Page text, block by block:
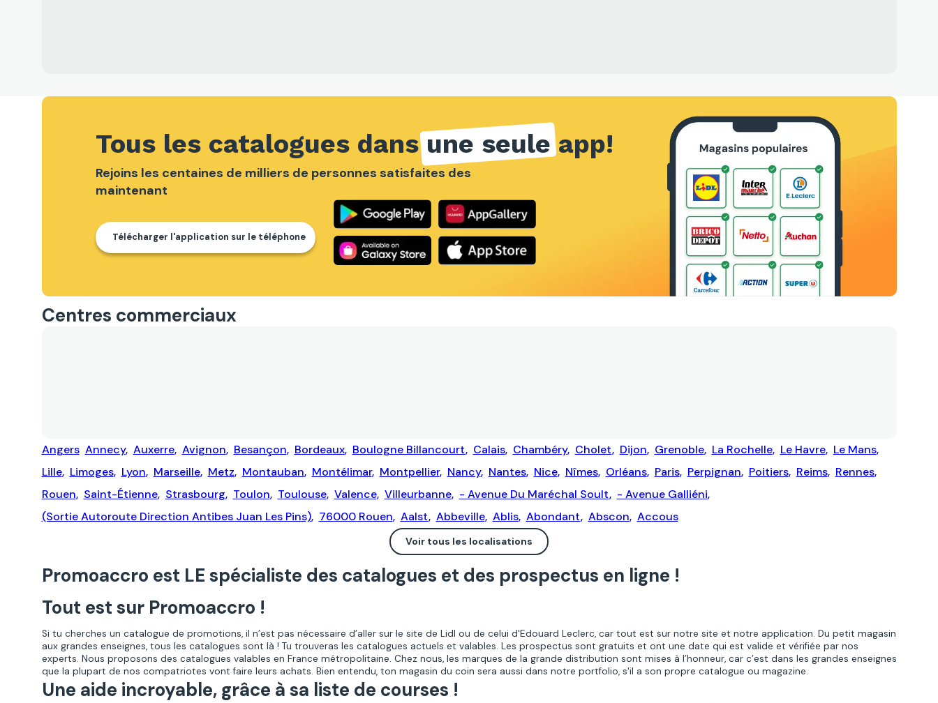
Tous les catalogues dans une seule app!
Rejoins les centaines de milliers de personnes satisfaites des
maintenant
Télécharger l'application sur le téléphone
Centres commerciaux
Angers Annecy, Auxerre, Avignon, Besançon, Bordeaux, Boulogne Billancourt, Calais, Chambéry, Cholet, Dijon, Grenoble, La Rochelle, Le Havre, Le Mans,
Lille, Limoges, Lyon, Marseille, Metz, Montauban, Montélimar, Montpellier, Nancy, Nantes, Nice, Nîmes, Orléans, Paris, Perpignan, Poitiers, Reims, Rennes,
Rouen, Saint-Étienne, Strasbourg, Toulon, Toulouse, Valence, Villeurbanne, - Avenue Du Maréchal Soult, - Avenue Galliéni,
(sortie Autoroute Direction Antibes Juan Les Pins), 76000 Rouen, Aalst, Abbeville, Ablis, Abondant, Abscon, Accous
Voir tous les localisations
Promoaccro est LE spécialiste des catalogues et des prospectus en ligne !
Tout est sur Promoaccro !
Si tu cherches un catalogue de promotions, il n’est pas nécessaire d’aller sur le site de Lidl ou de celui d'Edouard Leclerc, car tout est sur notre site et notre application. Du petit magasin
aux grandes enseignes, tous les catalogues sont là ! Tu trouveras les catalogues actuels et valables. Les prospectus sont gratuits et ont une date qui est valide et vérifiée par nos
experts. Nous proposons des catalogues valables en France métropolitaine. Chez nous, les marques de la grande distribution sont mises à l’honneur, car c’est dans les grandes enseignes
que la plupart de nos compatriotes vont faire leurs achats. Bien entendu, ton magasin du coin sera aussi dans notre portfolio, s'il a son propre catalogue ou magazine.
Une aide incroyable, grâce à sa liste de courses !